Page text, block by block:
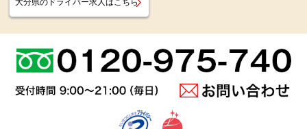
大分県のドライバー求人はこちら